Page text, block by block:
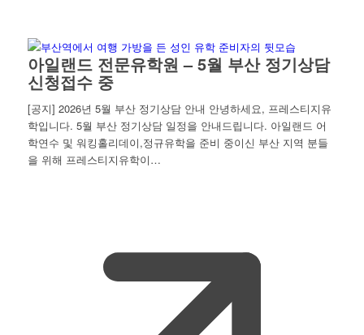
아일랜드 전문유학원 – 5월 부산 정기상담
신청접수 중
[공지] 2026년 5월 부산 정기상담 안내 안녕하세요, 프레스티지유
학입니다. 5월 부산 정기상담 일정을 안내드립니다. 아일랜드 어
학연수 및 워킹홀리데이,정규유학을 준비 중이신 부산 지역 분들
을 위해 프레스티지유학이…